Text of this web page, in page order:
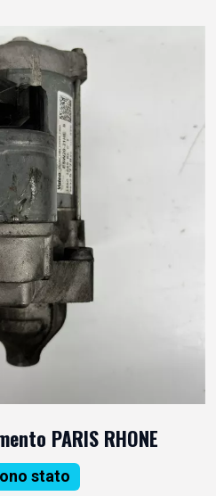
PARIS RHONE
stato